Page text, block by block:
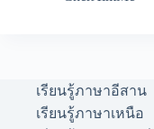
เรียนรู้ภาษาอีสาน
เรียนรู้ภาษาเหนือ